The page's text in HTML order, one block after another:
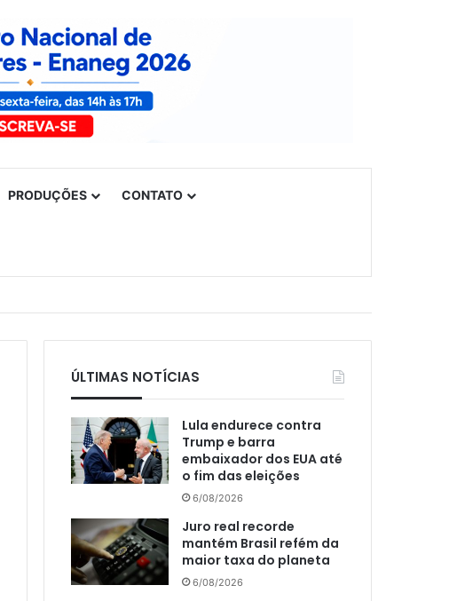
PRODUÇÕES CONTATO
ÚLTIMAS NOTÍCIAS
Lula endurece contra
Trump e barra
embaixador dos EUA até
o fim das eleições
6/08/2026
Juro real recorde
mantém Brasil refém da
maior taxa do planeta
6/08/2026